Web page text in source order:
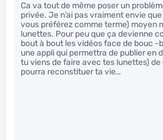
Ca va tout de même poser un
privée. Je n’ai pas vraiment envie
vous préférez comme terme) moyen
lunettes. Pour peu que ça devienne
bout à bout les vidéos face de bouc -
une appli qui permettra de publier en
tu viens de faire avec tes lunettes) de
pourra reconstituer ta vie…